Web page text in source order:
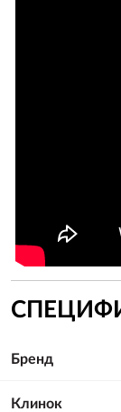
Бренд
Клинок